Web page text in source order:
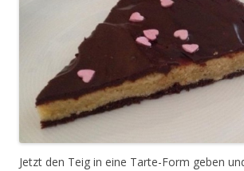
Jetzt den Teig in eine Tarte-Form geben